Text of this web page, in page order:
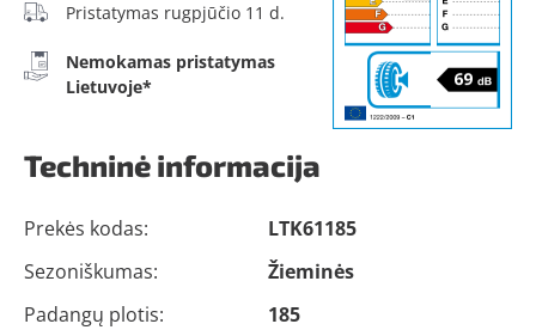
Pristatymas rugpjūčio 11 d.
Nemokamas pristatymas
Lietuvoje*
Techninė informacija
Prekės kodas:
LTK61185
Sezoniškumas:
Žieminės
Padangų plotis:
185